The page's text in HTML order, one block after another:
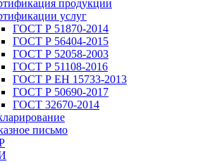
продукции
услуг
ГОСТ Р 51870-2014
ГОСТ Р 56404-2015
ГОСТ Р 52058-2003
ГОСТ Р 51108-2016
ГОСТ Р ЕН 15733-2013
ГОСТ Р 50690-2017
ГОСТ 32670-2014
письмо